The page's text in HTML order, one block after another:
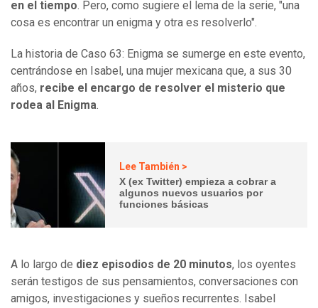
en el tiempo. Pero, como sugiere el lema de la serie, "una
cosa es encontrar un enigma y otra es resolverlo".
La historia de Caso 63: Enigma se sumerge en este evento,
centrándose en Isabel, una mujer mexicana que, a sus 30
años, recibe el encargo de resolver el misterio que
rodea al Enigma.
Lee También >
X (ex Twitter) empieza a cobrar a
algunos nuevos usuarios por
funciones básicas
A lo largo de diez episodios de 20 minutos, los oyentes
serán testigos de sus pensamientos, conversaciones con
amigos, investigaciones y sueños recurrentes. Isabel